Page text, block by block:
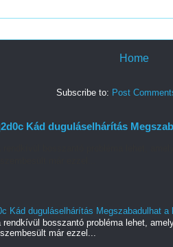
Home
Subscribe to: Post
Kád duguláselhárítás
Kád duguláselhárítás Megszabadulhat a
rendkívül bosszantó probléma lehet,
már ezzel...